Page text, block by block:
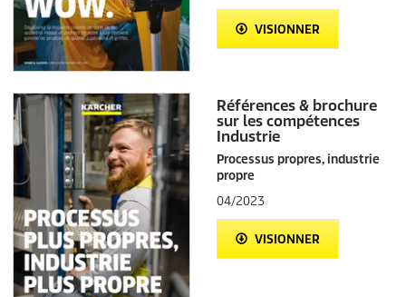
VISIONNER
Références & brochure
sur les compétences
Industrie
Processus propres, industrie
propre
04/2023
VISIONNER